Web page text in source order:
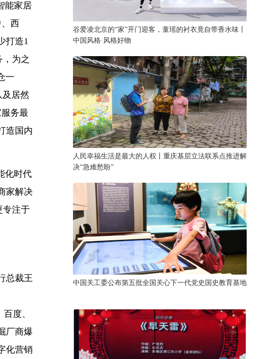
能家居
西
打造1
为之
一
及居然
务最
造国内
化时代
家解决
专注于
总裁王
度、
厂商爆
化营销
谷爱凌北京的“家”开门迎客，童瑶的衬衣竟自带香水味丨
中国风格·风格好物
人民幸福生活是最大的人权丨重庆基层立法联系点推进解
决“急难愁盼”
中国关工委公布第五批全国关心下一代党史国史教育基地